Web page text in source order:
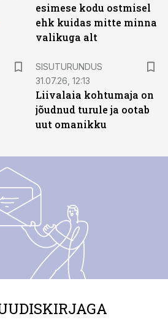
esimese kodu ostmisel
ehk kuidas mitte minna
valikuga alt
SISUTURUNDUS
31.07.26, 12:13
Liivalaia kohtumaja on
jõudnud turule ja ootab
uut omanikku